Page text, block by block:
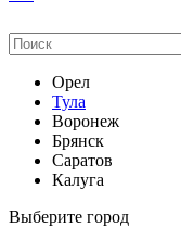
Орел
Тула
Воронеж
Брянск
Саратов
Калуга
Выберите город